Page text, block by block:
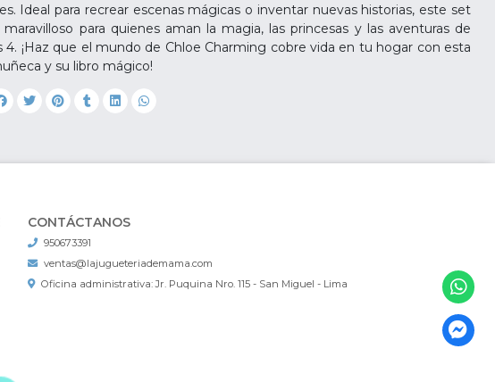
Ideal para recrear escenas mágicas o inventar nuevas historias, este set
para quienes aman la magia, las princesas y las aventuras de
4. ¡Haz que el mundo de Chloe Charming cobre vida en tu hogar con esta
y su libro mágico!
CONTÁCTANOS
950673391
ventas@lajugueteriademama.com
Oficina administrativa: Jr. Puquina Nro. 115 - San Miguel - Lima